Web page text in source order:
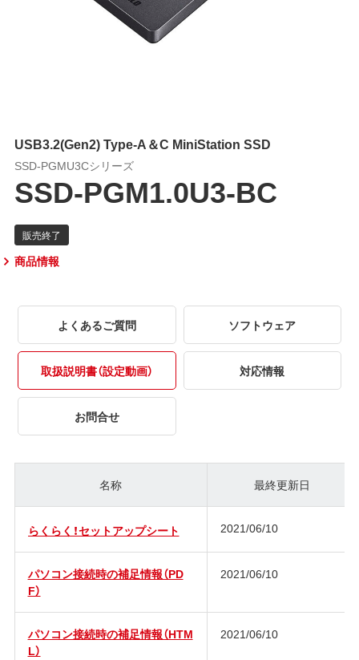
USB3.2(Gen2) Type-A＆C MiniStation SSD
SSD-PGMU3Cシリーズ
SSD-PGM1.0U3-BC
商品情報
よくあるご質問 ソフトウェア
取扱説明書（設定動画） 対応情報
お問合せ
名称 最終更新日
らくらく！セットアップシート 2021/06/10
パソコン接続時の補足情報（PD
F）
2021/06/10
パソコン接続時の補足情報（HTM
L）
2021/06/10